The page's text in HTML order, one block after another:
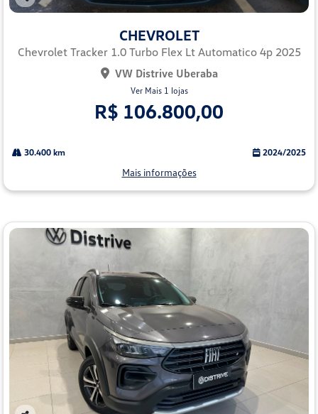
Co
lhe
CHEVROLET
Chevrolet Tracker 1.0 Turbo Flex Lt Automatico 4p 2025
VW Distrive Uberaba
Ver Mais 1 lojas
R$ 106.800,00
30.400 km 2024/2025
Mais informações